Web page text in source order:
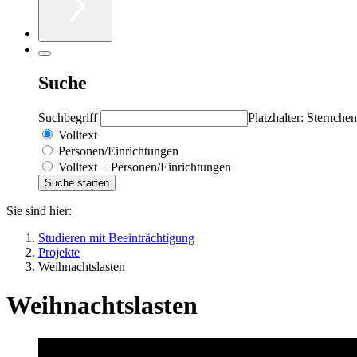
Suche
Suchbegriff
Platzhalter:
Volltext
Personen/Einrichtungen
Volltext + Personen/Einrichtungen
Sie sind hier:
Studieren mit Beeinträchtigung
Projekte
Weihnachtslasten
Weihnachtslasten